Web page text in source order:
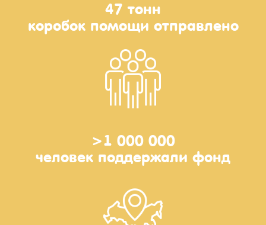
47 тонн
коробок помощи отправлено
>1 000 000
человек поддержали фонд